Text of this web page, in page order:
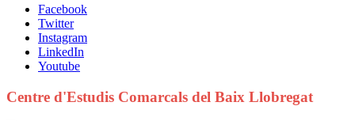
Facebook
Twitter
Instagram
LinkedIn
Youtube
Centre d'Estudis Comarcals del Baix Llobregat